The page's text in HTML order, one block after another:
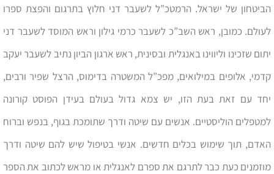
הביטחון של ישראל. הרמטכ”ל לשעבר דני חלוץ בתרגום והפצת ספרו
לעולם. כמובן, ראש השב”כ לשעבר כרמי גילון וראש המוסד לשעבר דני
יתום שזכינו וליווינו באנגלית ובסינית, ראש ארגון הביון נתיב לשעבר יעקב
קדמי, אלופים במילואים, מפכ”ל המשטרה בדימוס, הרצל שפיר ורבים,
יחד עם זאת בעת הזו, יש צמא גדול בעולם בעידן הפוסט קורונה
למטפלים הוליסטיים. אנשים עם שיטה ודרך שתומכת בגוף, בנפש וברוח
האדם, תוך שימוש בכלים חדשים. אנשי בטיפול שיש להם שיטה ודרך
מוזמנים כעת כבר לתרגם את ספרם לאנגלית או מראש לכתוב את הספר